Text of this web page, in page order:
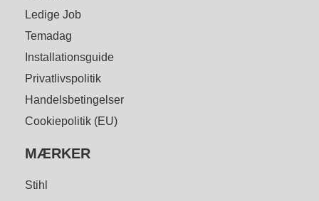
Ledige Job
Temadag
Installationsguide
Privatlivspolitik
Handelsbetingelser
Cookiepolitik (EU)
MÆRKER
Stihl